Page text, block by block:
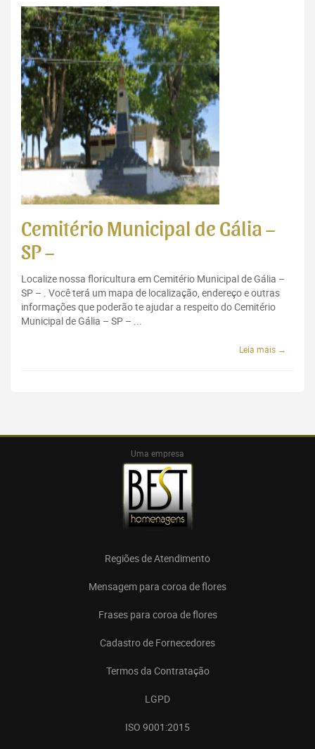
Cemitério Municipal de Gália –
SP –
Localize nossa floricultura em Cemitério Municipal de Gália –
SP – . Você terá um mapa de localização, endereço e outras
informações que poderão te ajudar a respeito do Cemitério
Municipal de Gália – SP – ...
Leia mais →
Uma empresa
Regiões de Atendimento
Mensagem para coroa de flores
Frases para coroa de flores
Cadastro de Fornecedores
Termos da Contratação
LGPD
ISO 9001:2015